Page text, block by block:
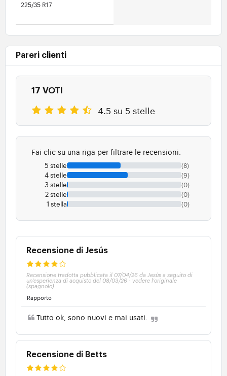
225/35 R17
Pareri clienti
17 VOTI
4.5 su 5 stelle
Fai clic su una riga per filtrare le recensioni.
5 stelle (8)
4 stelle (9)
3 stelle (0)
2 stelle (0)
1 stella (0)
Recensione di Jesús
Recensione tradotta pubblicata il 07/04/26 da Jesús a seguito di
un'esperienza di acquisto del 08/03/26 - vedere l'originale
(spagnolo)
Rapporto
Tutto ok, sono nuovi e mai usati.
Recensione di Betts